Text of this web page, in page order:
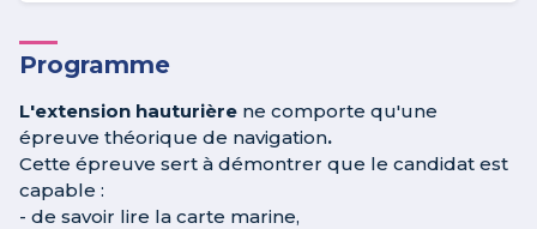
Programme
L'extension hauturière ne comporte qu'une
épreuve théorique de navigation.
Cette épreuve sert à démontrer que le candidat est
capable :
- de savoir lire la carte marine,